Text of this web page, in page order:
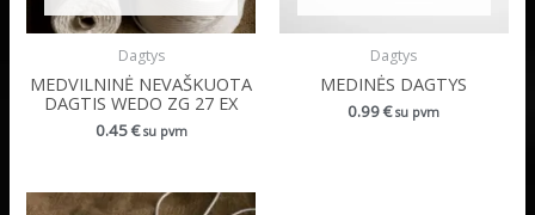
Dagtys
MEDVILNINĖ NEVAŠKUOTA
DAGTIS WEDO ZG 27 EX
0.45€ su pvm
Dagtys
MEDINĖS DAGTYS
0.99€ su pvm